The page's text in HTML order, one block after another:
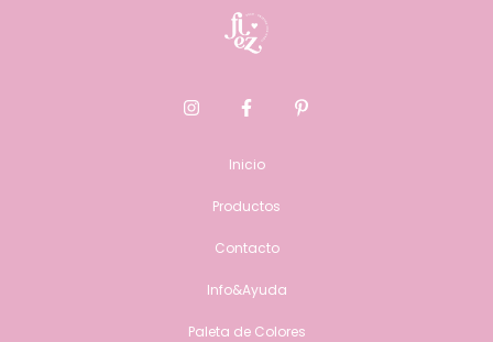
Inicio
Productos
Contacto
Info&Ayuda
Paleta de Colores